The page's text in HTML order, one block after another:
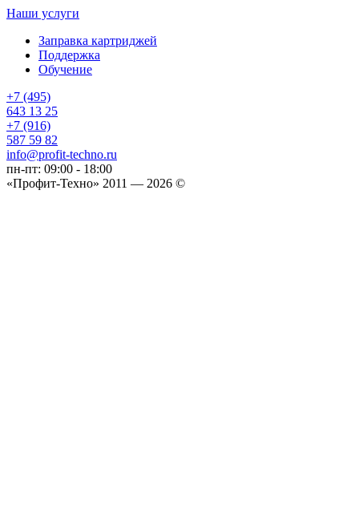
Наши услуги
Заправка картриджей
Поддержка
Обучение
+7 (495)
643 13 25
+7 (916)
587 59 82
info@profit-techno.ru
пн-пт: 09:00 - 18:00
«Профит-Техно» 2011 — 2026 ©